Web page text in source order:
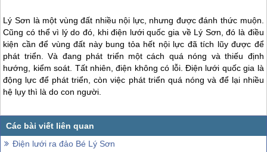
Lý Sơn là một vùng đất nhiều nội lực, nhưng được đánh thức muộn.
Cũng có thể vì lý do đó, khi điện lưới quốc gia về Lý Sơn , đó là điều
kiện cần để vùng đất này bung tỏa hết nội lực đã tích lũy được để
phát triển. Và đang phát triển một cách quá nóng và thiếu định
hướng, kiểm soát. Tất nhiên, điện không có lỗi. Điện lưới quốc gia là
động lực để phát triển, còn việc phát triển quá nóng và để lại nhiều
hệ lụy thì là do con người.
Điện lưới ra đảo Bé Lý Sơn